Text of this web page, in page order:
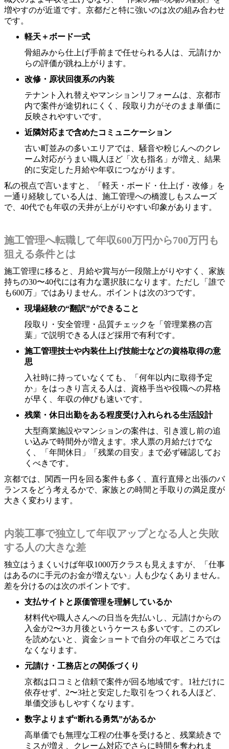
増やすのが近道です。京都だと特に強いのは次の組み合わせ
です。
軽天＋ボード一式
骨組みから仕上げ手前まで任せられる人は、元請けか
らの評価が跳ね上がります。
改修・原状回復系の内装
テナント入れ替えやマンションリフォームは、京都市
内で案件が途切れにくく、段取り力がそのまま単価に
反映されやすいです。
近隣対応まで含めたコミュニケーション
古い町並みの多いエリアでは、騒音や粉じんへのクレ
ーム対応がうまい職人ほど「次も指名」が増え、結果
的に安定した月給や年収につながります。
私の視点で言いますと、「軽天・ボード・仕上げ・改修」を
一通り経験している人は、施工管理への橋渡しもスムーズ
で、40代でも年収の天井が上がりやすい印象があります。
施工管理へ転職して年収600万円から700万円も
狙える条件とは
施工管理に移ると、月給や賞与が一段階上がりやすく、家族
持ちの30〜40代には有力な選択肢になります。ただし「誰で
も600万」ではありません。ポイントは次の3つです。
現場経験の“翻訳”ができること
段取り・安全管理・品質チェックを「管理業務の言
葉」で説明できる人ほど採用で有利です。
施工管理技士や内装仕上げ技能士などの資格取得の意
思
入社時に持っていなくても、「何年以内に取得予定
か」をはっきり言える人は、資格手当や役職への昇格
が早く、年収の伸びも速いです。
残業・休日出勤をある程度受け入れられる生活設計
大型商業施設やマンションの案件は、引き渡し前の追
い込みで時間外が増えます。求人票の月給だけでな
く、「年間休日」「残業の目安」まで必ず確認してお
くべきです。
京都では、関西一円を回る案件も多く、直行直帰と出張のバ
ランスをどう考えるかで、家族との時間と手取りの満足度が
大きく変わります。
内装工事で独立して年収アップとなる人と失敗
する人の大きな差
独立はうまくいけば年収1000万クラスも見えますが、「仕事
はあるのに手元のお金が増えない」人も少なくありません。
差を分けるのは次のポイントです。
支払サイトと原価管理を理解しているか
材料代や職人さんへの日当を先払いし、元請けからの
入金が2〜3カ月後というケースも多いです。このズレ
を読めないと、資金ショートで自分の年収どころでは
なくなります。
元請け・工務店との関係づくり
京都は口コミと信頼で案件が回る地域です。1社だけに
依存せず、2〜3社と安定した取引をつくれる人ほど、
単価交渉もしやすくなります。
数字よりまず“断れる勇気”があるか
高単価でも無理な工程の仕事を受けると、残業続きで
ミスが増え、クレーム対応でさらに時間を奪われま